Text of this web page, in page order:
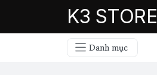
K3 STORE
Danh mục